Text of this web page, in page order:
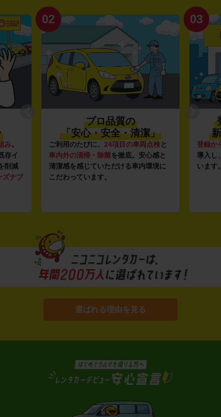
み。
存イ
削減
ズナブ
02
プロ品質の
「安心・安全・清潔」
ご利用のたびに、 24項目の車両点検と
車内外の清掃・除菌を徹底。安心感と
清潔感を感じていただける車内環境に
こだわっています。
03
登録か
導入し
います
選ばれる理由を見る